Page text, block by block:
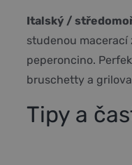
Italský /
studenou macerací
peperoncino.
bruschetty a
Tipy a